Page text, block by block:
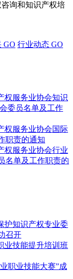
询和知识产权培
GO 行业动态 GO
权服务业协会知识
委员名单及工作
权服务业协会国际
职责的通知
权服务业协会行业
名单及工作职责的
护知识产权专业委
召开
业技能提升培训班
职业技能大赛”成